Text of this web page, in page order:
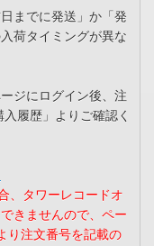
までに発送」か「発
荷タイミングが異な
ジにログイン後、注
履歴」よりご確認く
、タワーレコードオ
きませんので、ペー
り注文番号を記載の